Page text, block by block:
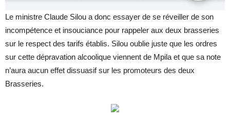
Le ministre Claude Silou a donc essayer de se réveiller de son
incompétence et insouciance pour rappeler aux deux brasseries
sur le respect des tarifs établis. Silou oublie juste que les ordres
sur cette dépravation alcoolique viennent de Mpila et que sa note
n’aura aucun effet dissuasif sur les promoteurs des deux
Brasseries.